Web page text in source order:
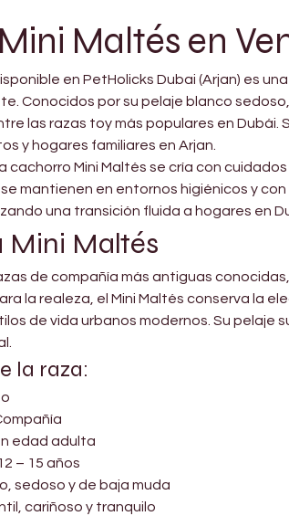
Maltés en
en PetHolicks Dubai (Arjan) es
Conocidos por su pelaje blanco
las razas toy más populares en
y hogares familiares en Arjan.
cachorro Mini Maltés se cría con
mantienen en entornos higiénicos y
una transición fluida a hogares en
Mini Maltés
de compañía más antiguas
la realeza, el Mini Maltés conserva la
de vida urbanos modernos. Su pelaje
la raza:
edad adulta
– 15 años
sedoso y de baja muda
cariñoso y tranquilo